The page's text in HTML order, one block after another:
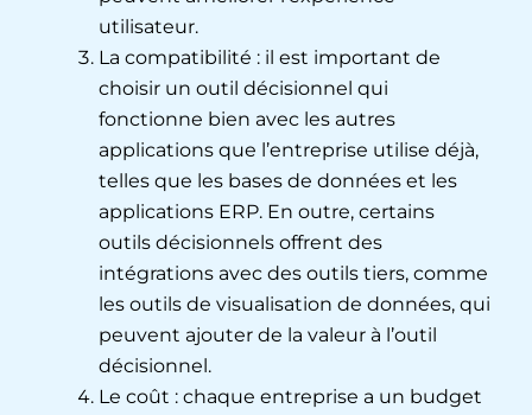
utilisateur.
La compatibilité : il est important de
choisir un outil décisionnel qui
fonctionne bien avec les autres
applications que l’entreprise utilise déjà,
telles que les bases de données et les
applications ERP. En outre, certains
outils décisionnels offrent des
intégrations avec des outils tiers, comme
les outils de visualisation de données, qui
peuvent ajouter de la valeur à l’outil
décisionnel.
Le coût : chaque entreprise a un budget